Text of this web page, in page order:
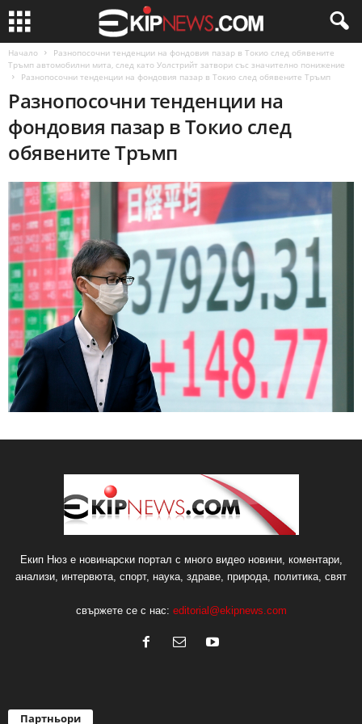
Начало
Разнопосочни тенденции на фондовия пазар в Токио след обявените
Тръмп автомобилни мита, след като Уолстрийт затвори със значително понижение
Разнопосочни тенденции на фондовия пазар в Токио след обявените Тръмп
Разнопосочни тенденции на
фондовия пазар в Токио след
обявените Тръмп
Екип Нюз е новинарски портал с много видео новини, коментари,
анализи, интервюта, спорт, наука, здраве, природа, политика, свят
свържете се с нас: editorial@ekipnews.com
Партньори